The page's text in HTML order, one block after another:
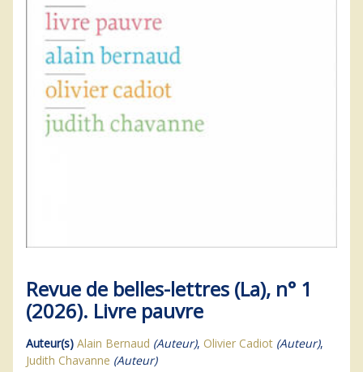
Revue de belles-lettres (La), n° 1
(2026). Livre pauvre
Auteur(s) Alain Bernaud (Auteur), Olivier Cadiot (Auteur),
Judith Chavanne (Auteur)